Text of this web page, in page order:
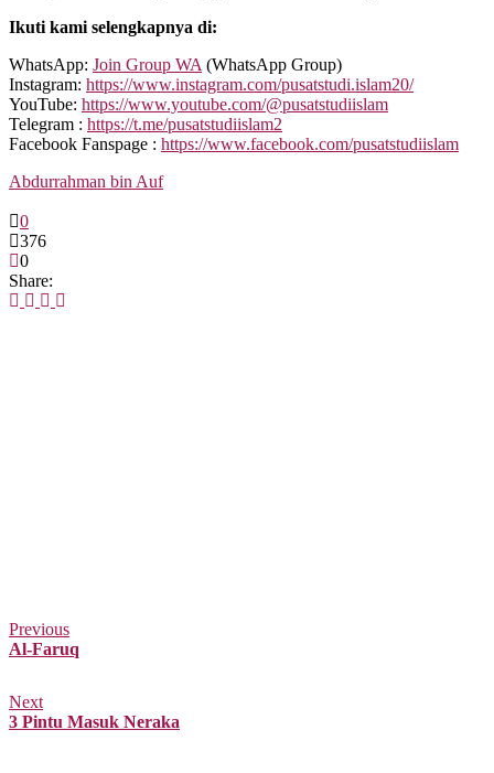
Ikuti kami selengkapnya di:
WhatsApp: Join Group WA (WhatsApp Group)
Instagram: https://www.instagram.com/pusatstudi.islam20/
YouTube: https://www.youtube.com/@pusatstudiislam
Telegram : https://t.me/pusatstudiislam2
Facebook Fanspage : https://www.facebook.com/pusatstudiislam
Abdurrahman bin Auf
0
376
0
Share:
Previous
Al-Faruq
Next
3 Pintu Masuk Neraka